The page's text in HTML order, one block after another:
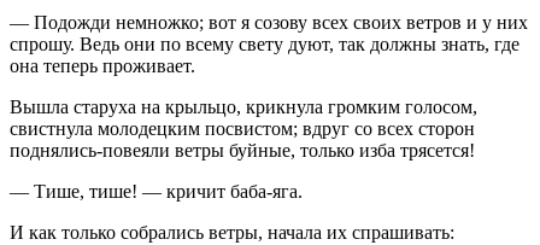
— Подожди немножко; вот я созову всех своих ветров и у них
спрошу. Ведь они по всему свету дуют, так должны знать, где
она теперь проживает.
Вышла старуха на крыльцо, крикнула громким голосом,
свистнула молодецким посвистом; вдруг со всех сторон
поднялись-повеяли ветры буйные, только изба трясется!
— Тише, тише! — кричит баба-яга.
И как только собрались ветры, начала их спрашивать: